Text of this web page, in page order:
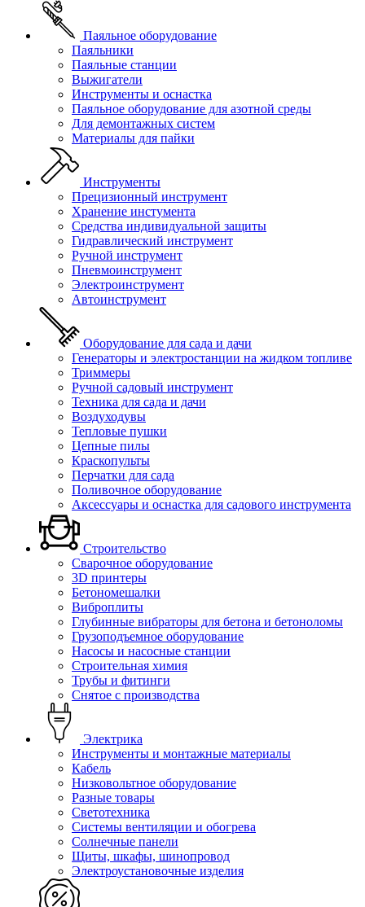
Паяльное оборудование
Паяльники
Паяльные станции
Выжигатели
Инструменты и оснастка
Паяльное оборудование для азотной среды
Для демонтажных систем
Материалы для пайки
Инструменты
Прецизионный инструмент
Хранение инстумента
Средства индивидуальной защиты
Гидравлический инструмент
Ручной инструмент
Пневмоинструмент
Электроинструмент
Автоинструмент
Оборудование для сада и дачи
Генераторы и электростанции на жидком топливе
Триммеры
Ручной садовый инструмент
Техника для сада и дачи
Воздуходувы
Тепловые пушки
Цепные пилы
Краскопульты
Перчатки для сада
Поливочное оборудование
Аксессуары и оснастка для садового инструмента
Строительство
Сварочное оборудование
3D принтеры
Бетономешалки
Виброплиты
Глубинные вибраторы для бетона и бетоноломы
Грузоподъемное оборудование
Насосы и насосные станции
Строительная химия
Трубы и фитинги
Снятое с производства
Электрика
Инструменты и монтажные материалы
Кабель
Низковольтное оборудование
Разные товары
Светотехника
Системы вентиляции и обогрева
Солнечные панели
Щиты, шкафы, шинопровод
Электроустановочные изделия